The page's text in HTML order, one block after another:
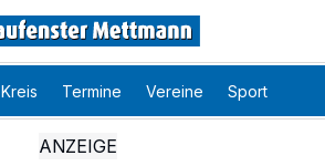
Kreis Termine Vereine Sport